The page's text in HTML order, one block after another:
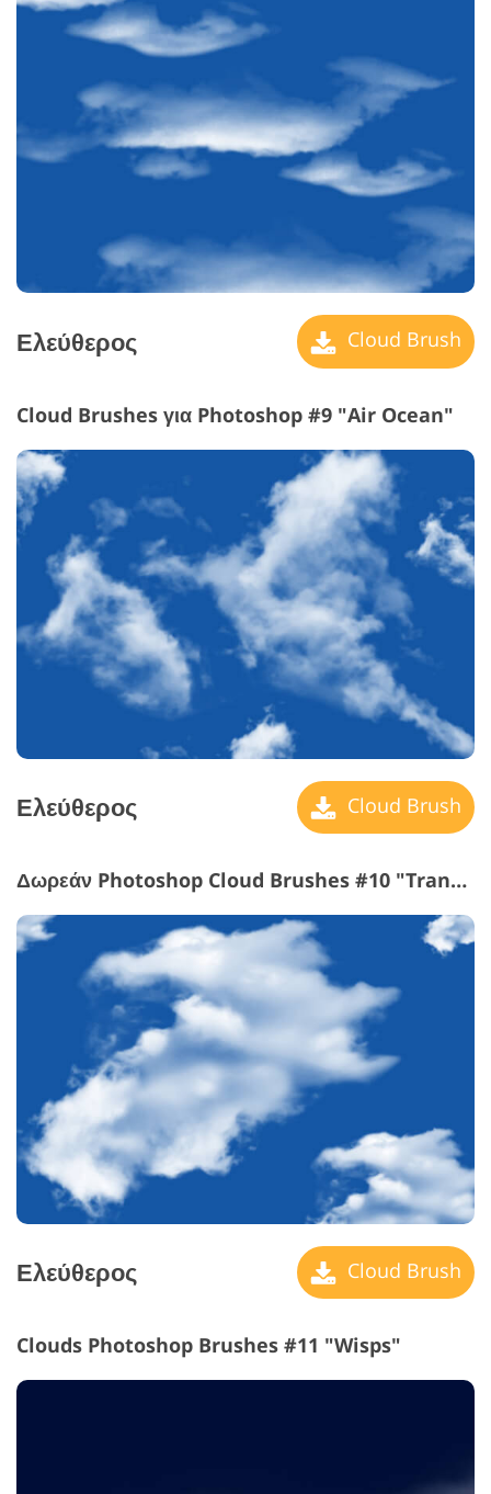
Ελεύθερος Cloud Brush
Cloud Brushes για Photoshop #9 "Air Ocean"
Ελεύθερος Cloud Brush
Δωρεάν Photoshop Cloud Brushes #10 "Tranquility"
Ελεύθερος Cloud Brush
Clouds Photoshop Brushes #11 "Wisps"